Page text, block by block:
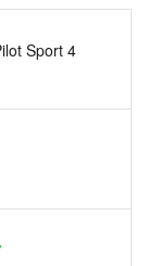
Sport 4